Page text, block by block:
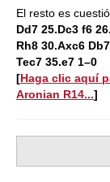
El resto es
Dd7 25.Dc3 f6
Rh8 30.Axc6
Tec7 35.e7 1–0
[Haga clic aquí
Aronian R14...]